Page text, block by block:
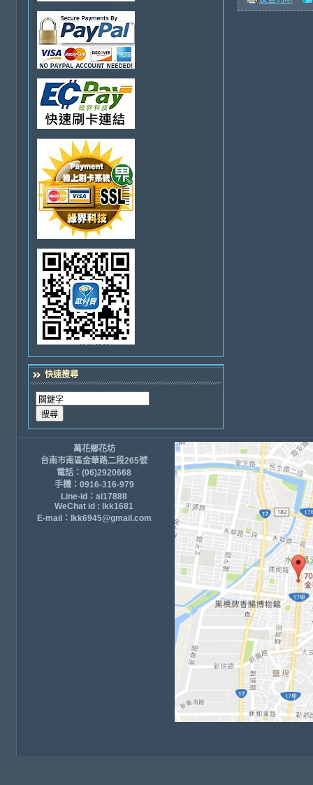
快速搜尋
萬花鄉花坊
台南市南區金華路二段265號
電話：(06)2920668
手機：0916-316-979
Line-id：ai17888
WeChat id : lkk1681
E-mail：lkk6945@gmail.com